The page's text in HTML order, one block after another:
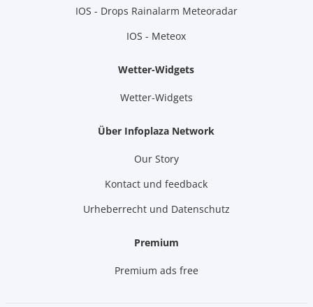
IOS - Drops Rainalarm Meteoradar
IOS - Meteox
Wetter-Widgets
Wetter-Widgets
Über Infoplaza Network
Our Story
Kontact und feedback
Urheberrecht und Datenschutz
Premium
Premium ads free